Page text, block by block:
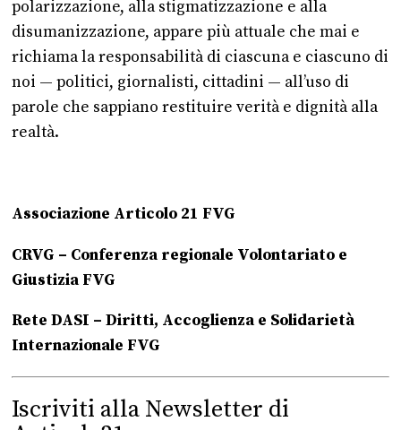
polarizzazione, alla stigmatizzazione e alla
disumanizzazione, appare più attuale che mai e
richiama la responsabilità di ciascuna e ciascuno di
noi — politici, giornalisti, cittadini — all’uso di
parole che sappiano restituire verità e dignità alla
realtà.
Associazione Articolo 21 FVG
CRVG – Conferenza regionale Volontariato e
Giustizia FVG
Rete DASI – Diritti, Accoglienza e Solidarietà
Internazionale FVG
Iscriviti alla Newsletter di